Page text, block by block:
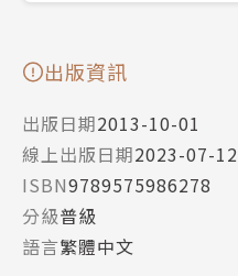
出版資訊
出版日期2013-10-01
線上出版日期2023-07-12
ISBN9789575986278
分級普級
語言繁體中文